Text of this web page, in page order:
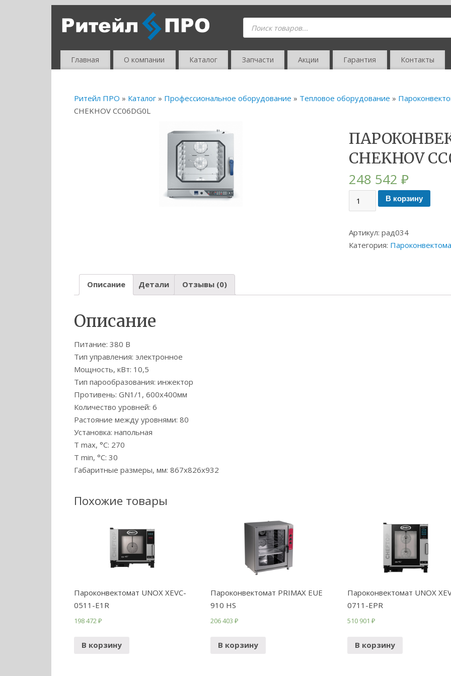
Главная О компании Каталог Запчасти Акции Гарантия Контакты
Ритейл ПРО » Каталог » Профессиональное оборудование » Тепловое оборудование »
CHEKHOV CC06DG0L
CHEKHOV
248 542 ₽
В корзину
Артикул: рад034
Категория:
Описание Детали Отзывы (0)
Описание
Питание: 380 В
Тип управления: электронное
Мощность, кВт: 10,5
Тип парообразования: инжектор
Противень: GN1/1, 600х400мм
Количество уровней: 6
Растояние между уровнями: 80
Установка: напольная
T max, °C: 270
T min, °С: 30
Габаритные размеры, мм: 867x826x932
Похожие товары
Пароконвектомат UNOX XEVC-
0511-E1R
198 472₽
В корзину
Пароконвектомат PRIMAX EUE
910 HS
206 403₽
В корзину
Пароконвектомат UNOX
0711-EPR
510 901 ₽
В корзину